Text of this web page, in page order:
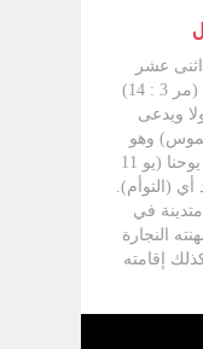
واستشهاد القديس فيلبس الرسول في 18
فيلبس
عشر
ليكونوا معه وليرسلهم ليكرزوا " (مر 3 : 14)
ويدعى
وهو
الاسم الذي تسمى به في إنجيل يوحنا (يو 11
أي (التوأم).
في
النجارة
إقامته